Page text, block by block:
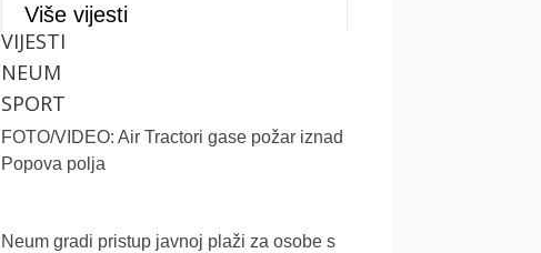
Više vijesti
VIJESTI
NEUM
SPORT
FOTO/VIDEO: Air Tractori gase požar iznad
Popova polja
Neum gradi pristup javnoj plaži za osobe s